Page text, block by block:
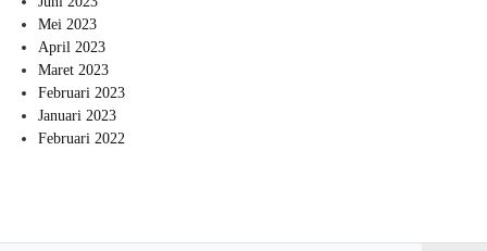
Mei 2023
April 2023
Maret 2023
Februari 2023
Januari 2023
Februari 2022